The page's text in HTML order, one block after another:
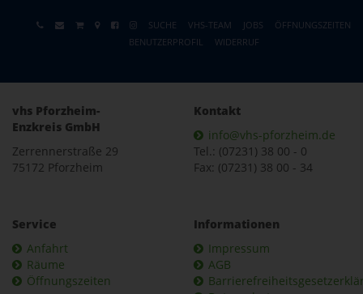
SUCHE VHS-TEAM JOBS
ÖFFNUNGSZEITEN
BENUTZERPROFIL
WIDERRUF
vhs Pforzheim-
Enzkreis GmbH
Zerrennerstraße 29
75172 Pforzheim
Kontakt
info@vhs-pforzheim.de
Tel.: (07231) 38 00 - 0
Fax: (07231) 38 00 - 34
Service
Anfahrt
Räume
Öffnungszeiten
Informationen
Impressum
AGB